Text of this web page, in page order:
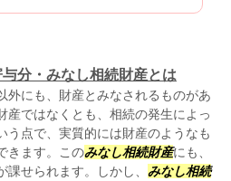
分・みなし相続財産とは
外にも、財産とみなされるものがあ
産ではなくとも、相続の発生によっ
う点で、実質的には財産のようなも
きます。このみなし相続財産にも、
せられます。しかし、 みなし相続